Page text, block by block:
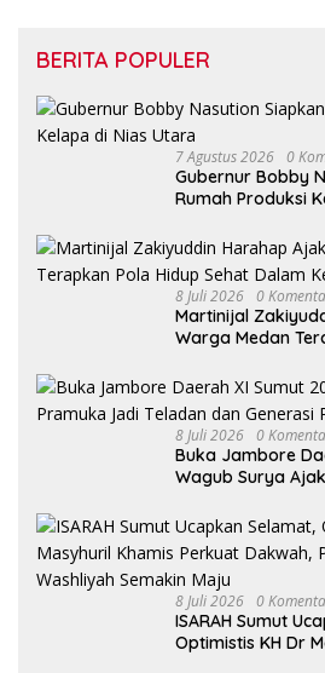
BERITA POPULER
7 Agustus 2026 0
Gubernur Bobby
Rumah Produksi
8 Juli 2026 0
Martinijal
Warga Medan
8 Juli 2026 0
Buka Jambore
Wagub Surya
8 Juli 2026 0
ISARAH Sumut
Optimistis KH Dr